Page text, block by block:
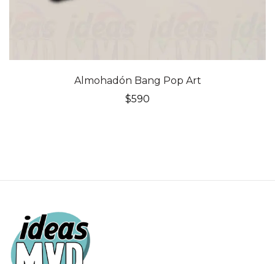
Almohadón Bang Pop Art
$590